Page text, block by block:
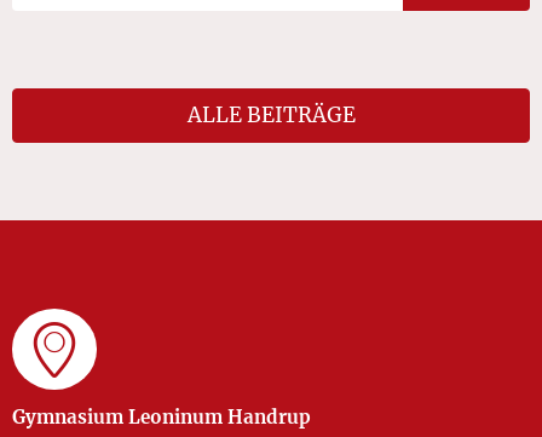
ALLE BEITRÄGE
Gymnasium Leoninum Handrup